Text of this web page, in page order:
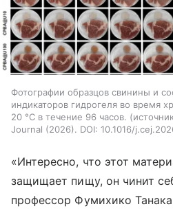
Фотографии образцов свинины и
индикаторов гидрогеля во время
20 °C в течение 96 часов.
Journal (2026). DOI: 10.1016/
«Интересно, что этот
защищает пищу, он чинит
профессор Фумихико